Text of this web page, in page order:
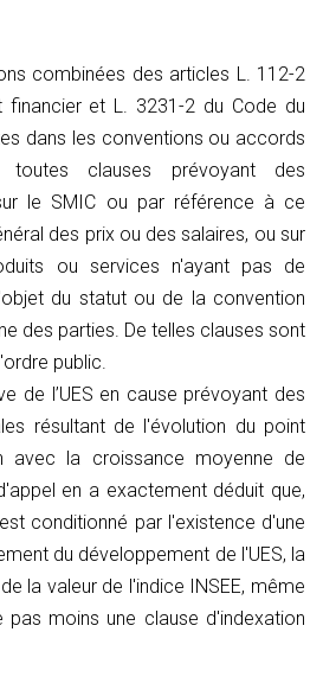
combinées des articles L. 112-2
financier et L. 3231-2 du Code du
dans les conventions ou accords
clauses prévoyant des
le SMIC ou par référence à ce
des prix ou des salaires, ou sur
ou services n'ayant pas de
du statut ou de la convention
des parties. De telles clauses sont
public.
de l’UES en cause prévoyant des
résultant de l'évolution du point
avec la croissance moyenne de
en a exactement déduit que,
conditionné par l'existence d'une
du développement de l'UES, la
la valeur de l'indice INSEE, même
pas moins une clause d'indexation